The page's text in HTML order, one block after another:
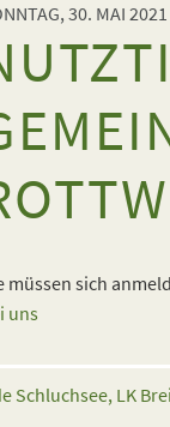
30. MAI 2021
müssen sich
uns
Schluchsee, LK